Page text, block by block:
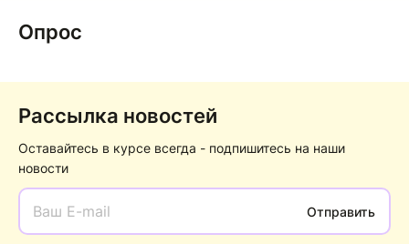
Опрос
Рассылка новостей
Оставайтесь в курсе всегда - подпишитесь на наши
новости
Отправить